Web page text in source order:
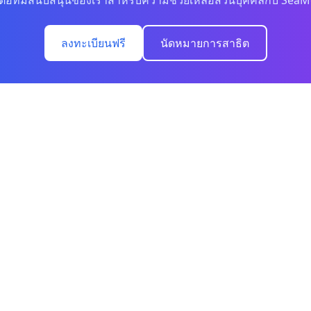
ลงทะเบียนฟรี นัดหมายการสาธิต